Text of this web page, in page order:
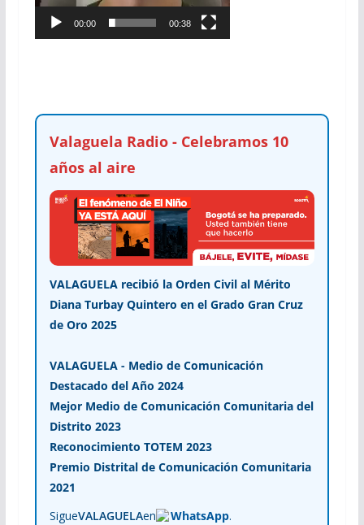
00:00 00:38
Valaguela Radio - Celebramos 10
años al aire
VALAGUELA recibió la Orden Civil al Mérito
Diana Turbay Quintero en el Grado Gran Cruz
de Oro 2025
VALAGUELA - Medio de Comunicación
Destacado del Año 2024
Mejor Medio de Comunicación Comunitaria del
Distrito 2023
Reconocimiento TOTEM 2023
Premio Distrital de Comunicación Comunitaria
2021
SigueVALAGUELAen WhatsApp.